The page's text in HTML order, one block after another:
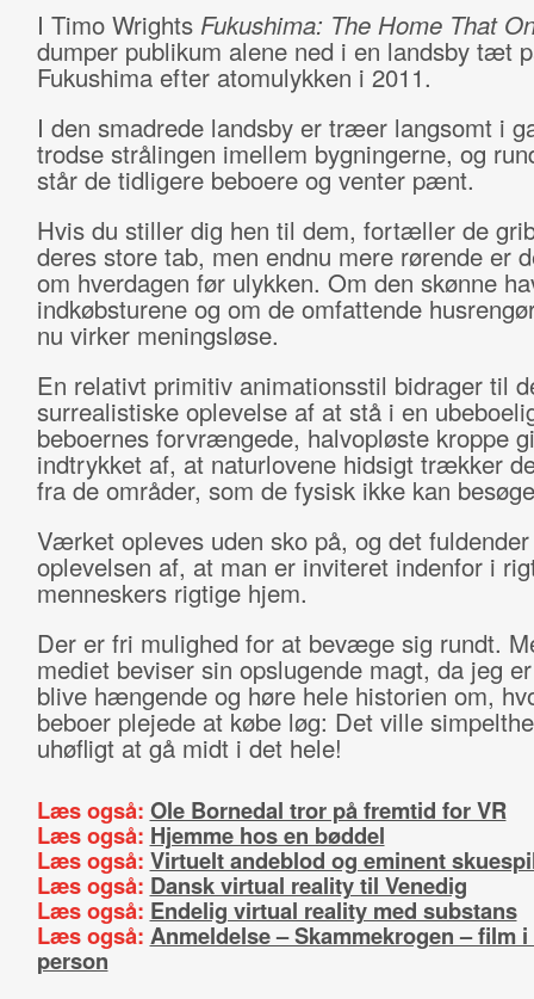
I Timo Wrights Fukushima: The Home That
dumper publikum alene ned i en landsby tæt
Fukushima efter atomulykken i 2011.
I den smadrede landsby er træer langsomt i
trodse strålingen imellem bygningerne, og
står de tidligere beboere og venter pænt.
Hvis du stiller dig hen til dem, fortæller de
deres store tab, men endnu mere rørende er
om hverdagen før ulykken. Om den skønne
indkøbsturene og om de omfattende
nu virker meningsløse.
En relativt primitiv animationsstil bidrager til
surrealistiske oplevelse af at stå i en
beboernes forvrængede, halvopløste kroppe
indtrykket af, at naturlovene hidsigt trækker
fra de områder, som de fysisk ikke kan
Værket opleves uden sko på, og det fuldender
oplevelsen af, at man er inviteret indenfor i
menneskers rigtige hjem.
Der er fri mulighed for at bevæge sig rundt.
mediet beviser sin opslugende magt, da jeg
blive hængende og høre hele historien om,
beboer plejede at købe løg: Det ville
uhøfligt at gå midt i det hele!
Læs også: Ole Bornedal tror på fremtid for VR
Læs også: Hjemme hos en bøddel
Læs også: Virtuelt andeblod og eminent
Læs også: Dansk virtual reality til Venedig
Læs også: Endelig virtual reality med substans
Læs også: Anmeldelse – Skammekrogen – film
person